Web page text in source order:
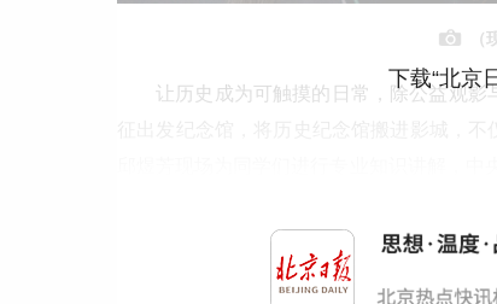
让历史成为可触摸的日常，除公益观影
课，参观讲解加教学，瞬间将同学们的
示，“让每一位走进影城的观众，都能触摸
更是沉甸甸的责任”。
下载“北京